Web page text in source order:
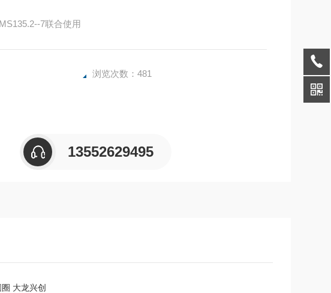
7联合使用
浏览次数：481
13552629495
大龙兴创